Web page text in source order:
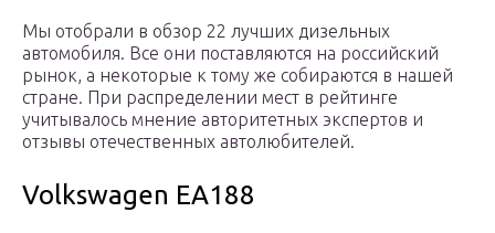
Мы отобрали в обзор 22 лучших дизельных
автомобиля. Все они поставляются на российский
рынок, а некоторые к тому же собираются в нашей
стране. При распределении мест в рейтинге
учитывалось мнение авторитетных экспертов и
отзывы отечественных автолюбителей.
Volkswagen EA188